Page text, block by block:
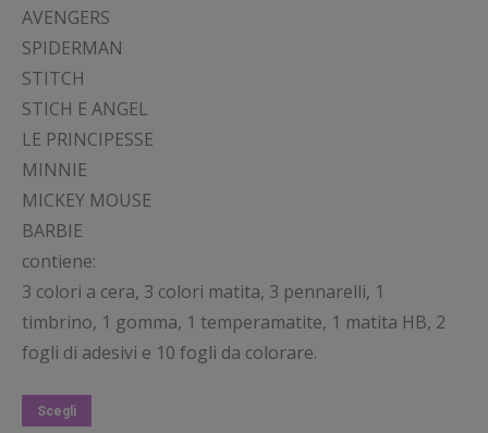
AVENGERS
SPIDERMAN
STITCH
STICH E ANGEL
LE PRINCIPESSE
MINNIE
MICKEY MOUSE
BARBIE
contiene:
3 colori a cera, 3 colori matita, 3 pennarelli, 1
timbrino, 1 gomma, 1 temperamatite, 1 matita HB, 2
fogli di adesivi e 10 fogli da colorare.
Scegli